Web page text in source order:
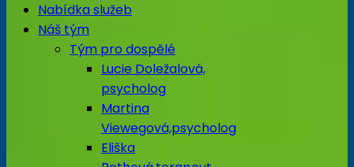
Nabídka služeb
Náš tým
Tým pro dospělé
Lucie Doležalová,
psycholog
Martina
Viewegová,psycholog
Eliška